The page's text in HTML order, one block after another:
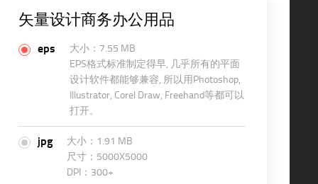
矢量设计商务办公用品
eps
大小：7.55 MB
EPS格式标准制定得早, 几乎所有的平面
设计软件都能够兼容, 所以用Photoshop,
Illustrator, Corel Draw, Freehand等都可以
打开。
jpg
大小：1.91 MB
尺寸：5000X5000
DPI：300+